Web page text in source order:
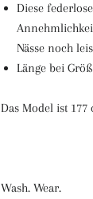
Diese
Nässe noch
Länge bei
Das Model ist
Wash. Wear.